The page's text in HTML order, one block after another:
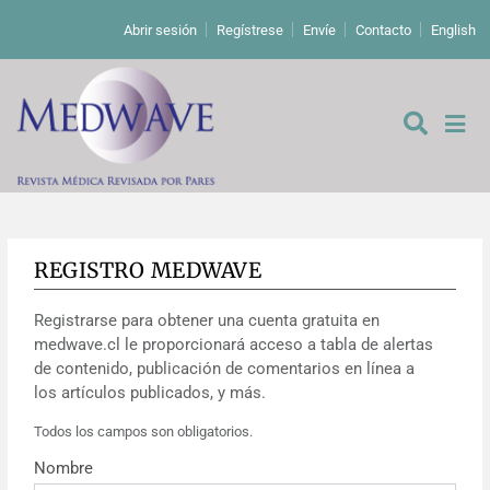
Abrir sesión Regístrese Envíe Contacto English
De los editores
Editoriales
Comentarios
Cartas a los editores
Estudios originales
Estudios cualitativos
REGISTRO MEDWAVE
Registrarse para obtener una cuenta gratuita en
medwave.cl le proporcionará acceso a tabla de alertas
de contenido, publicación de comentarios en línea a
los artículos publicados, y más.
Todos los campos son obligatorios.
Nombre